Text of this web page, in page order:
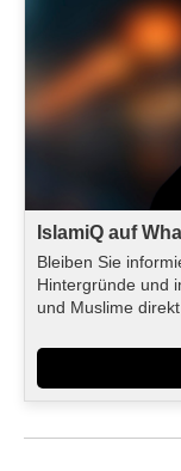
IslamiQ auf
Bleiben Sie
Hintergründe und
und Muslime